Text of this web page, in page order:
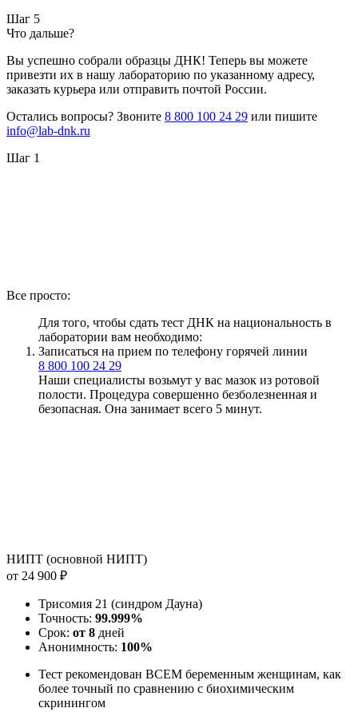
Шаг 5
Что дальше?
Вы успешно собрали образцы ДНК! Теперь вы можете
привезти их в нашу лабораторию по указанному адресу,
заказать курьера или отправить почтой России.
Остались вопросы? Звоните 8 800 100 24 29 или пишите
info@lab-dnk.ru
Шаг 1
Все просто:
Для того, чтобы сдать тест ДНК на национальность в
лаборатории вам необходимо:
Записаться на прием по телефону горячей линии
8 800 100 24 29
Наши специалисты возьмут у вас мазок из ротовой
полости. Процедура совершенно безболезненная и
безопасная. Она занимает всего 5 минут.
НИПТ (основной НИПТ)
от 24 900 ₽
Трисомия 21 (синдром Дауна)
Точность: 99.999%
Срок: от 8 дней
Анонимность: 100%
Тест рекомендован ВСЕМ беременным женщинам, как
более точный по сравнению с биохимическим
скринингом